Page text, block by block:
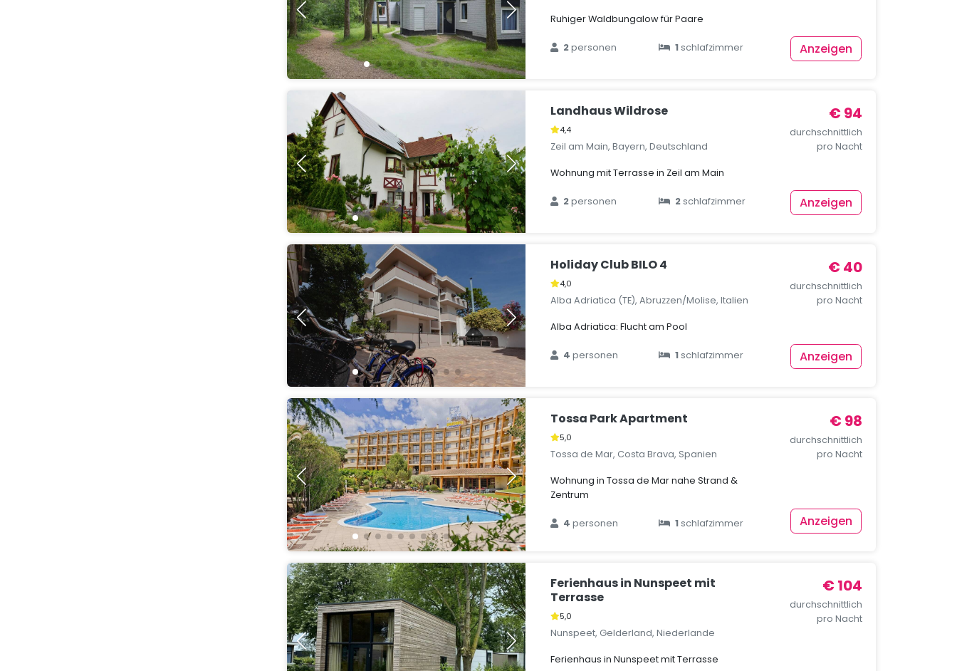
Ruhiger Waldbungalow für Paare
2personen 1schlafzimmer Anzeigen
Landhaus Wildrose
4,4
Zeil am Main, Bayern, Deutschland
Wohnung mit Terrasse in Zeil am Main
2personen 2schlafzimmer
€ 94
durchschnittlich
pro Nacht
Anzeigen
Holiday Club BILO 4
4,0
Alba Adriatica (TE), Abruzzen/Molise, Italien
Alba Adriatica: Flucht am Pool
4personen 1schlafzimmer
€ 40
durchschnittlich
pro Nacht
Anzeigen
Tossa Park Apartment
5,0
Tossa de Mar, Costa Brava, Spanien
Wohnung in Tossa de Mar nahe Strand &
Zentrum
4personen 1schlafzimmer
€ 98
durchschnittlich
pro Nacht
Anzeigen
Ferienhaus in Nunspeet mit
Terrasse
5,0
Nunspeet, Gelderland, Niederlande
Ferienhaus in Nunspeet mit Terrasse
€ 104
durchschnittlich
pro Nacht